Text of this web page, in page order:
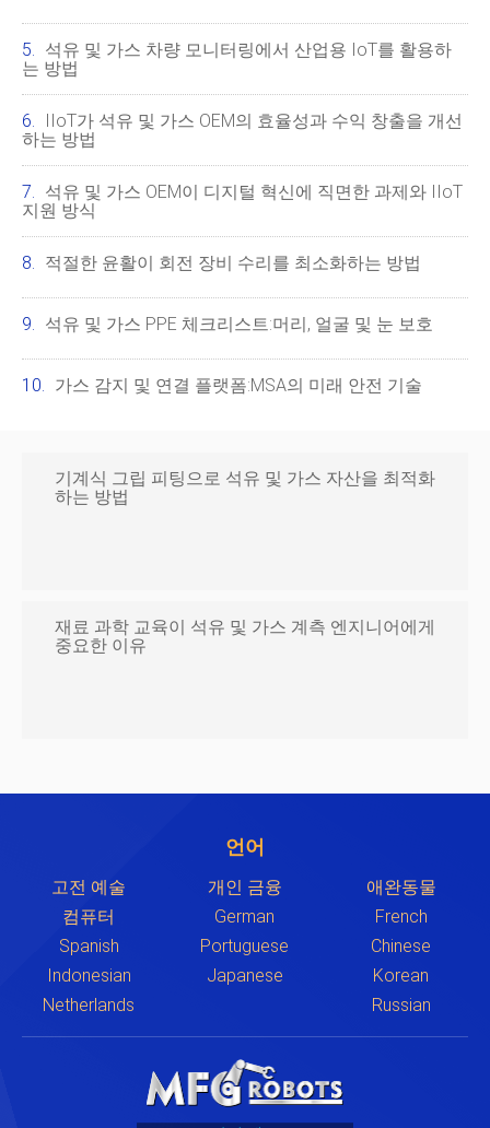
석유 및 가스 차량 모니터링에서 산업용 IoT를 활용하
는 방법
IIoT가 석유 및 가스 OEM의 효율성과 수익 창출을 개선
하는 방법
석유 및 가스 OEM이 디지털 혁신에 직면한 과제와 IIoT
지원 방식
적절한 윤활이 회전 장비 수리를 최소화하는 방법
석유 및 가스 PPE 체크리스트:머리, 얼굴 및 눈 보호
가스 감지 및 연결 플랫폼:MSA의 미래 안전 기술
기계식 그립 피팅으로 석유 및 가스 자산을 최적화
하는 방법
재료 과학 교육이 석유 및 가스 계측 엔지니어에게
중요한 이유
언어
고전 예술 개인 금융
애완동물
컴퓨터
German
French
Spanish
Portuguese
Chinese
Indonesian
Japanese
Korean
Netherlands
Russian